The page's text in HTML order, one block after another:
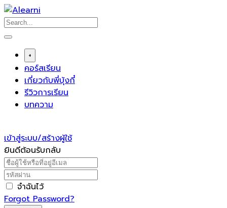
Skip
to
content
+
คอร์สเรียน
เกี่ยวกับพี่บุ้งกี๋
รีวิวการเรียน
บทความ
เข้าสู่ระบบ/สร้างผู้ใช้
ยินดีต้อนรับกลับ
จำฉันไว้
Forgot Password?